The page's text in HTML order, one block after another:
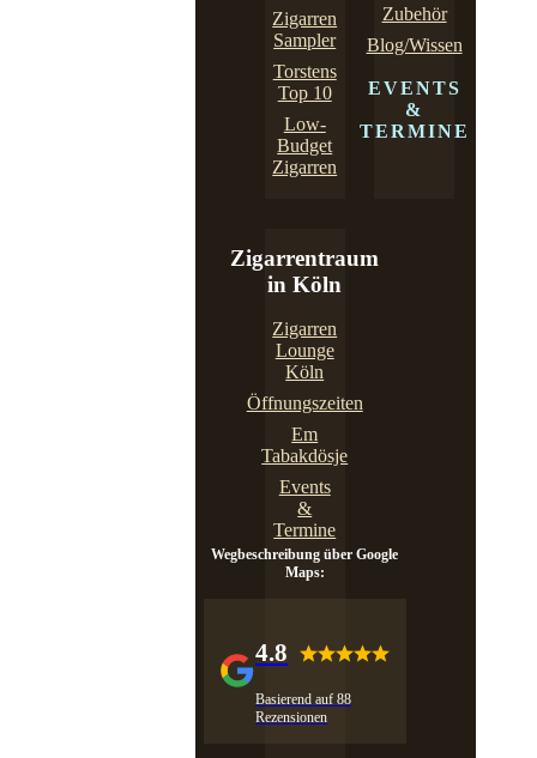
Zigarren
Sampler
Torstens
Top 10
Low-
Budget
Zigarren
Zubehör
Blog/Wissen
EVENTS
&
TERMINE
Zigarrentraum
in Köln
Zigarren
Lounge
Köln
Öffnungszeiten
Em
Tabakdösje
Events
&
Termine
Wegbeschreibung über Google
Maps:
4.8
Basierend auf 88
Rezensionen